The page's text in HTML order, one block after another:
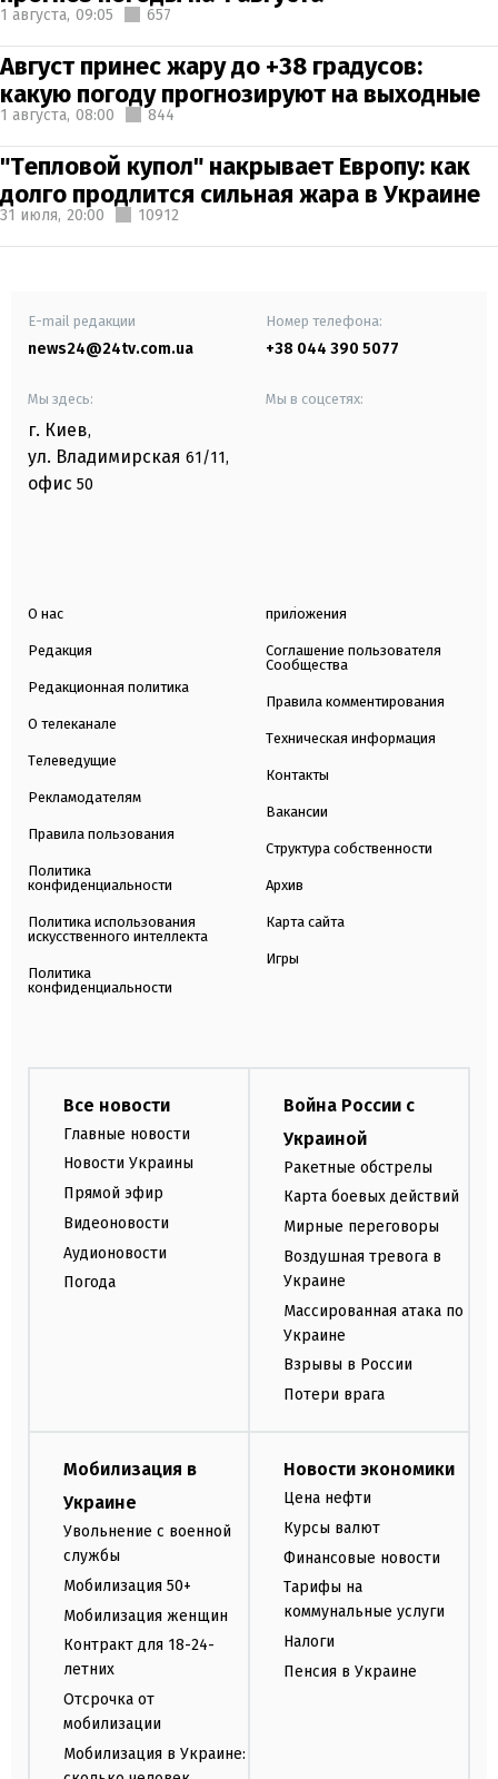
1 августа, 09:05 657
Август принес жару до +38 градусов:
какую погоду прогнозируют на выходные
1 августа, 08:00 844
"Тепловой купол" накрывает Европу: как
долго продлится сильная жара в Украине
31 июля, 20:00 10912
E-mail редакции
news24@24tv.com.ua
Номер телефона:
+38 044 390 5077
Мы здесь:
г. Киев,
ул. Владимирская 61/11,
офис 50
Мы в соцсетях:
О нас
Редакция
Редакционная политика
О телеканале
Телеведущие
Рекламодателям
Правила пользования
Политика
конфиденциальности
Политика использования
искусственного интеллекта
Политика
конфиденциальности
приложения
Соглашение пользователя
Сообщества
Правила комментирования
Техническая информация
Контакты
Вакансии
Структура собственности
Архив
Карта сайта
Игры
Все новости
Главные новости
Новости Украины
Прямой эфир
Видеоновости
Аудионовости
Погода
Война России с
Украиной
Ракетные обстрелы
Карта боевых действий
Мирные переговоры
Воздушная тревога в
Украине
Массированная атака по
Украине
Взрывы в России
Потери врага
Мобилизация в
Украине
Увольнение с военной
службы
Мобилизация 50+
Мобилизация женщин
Контракт для 18-24-
летних
Отсрочка от
мобилизации
Мобилизация в Украине:
Новости экономики
Цена нефти
Курсы валют
Финансовые новости
Тарифы на
коммунальные услуги
Налоги
Пенсия в Украине